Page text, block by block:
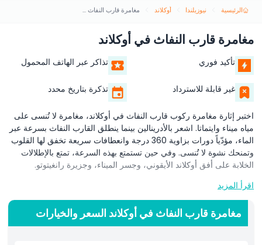
الرئيسية نيوزيلندا أوكلاند مغامرة قارب النفاث في أوكلاند
مغامرة قارب النفاث في أوكلاند
تأكيد فوري تذاكر عبر الهاتف المحمول
غير قابلة للاسترداد تذكرة بتاريخ محدد
اختبر إثارة مغامرة ركوب قارب النفاث في أوكلاند، مغامرة لا تُنسى على
مياه ميناء وايتماتا. اشعر بالأدرينالين بينما ينطلق القارب النفاث بسرعة عبر
الماء، مؤدّياً دورات بزاوية 360 درجة وانعطافات سريعة تخفق لها القلوب
وتمنحك نشوة لا تُنسى. وفي حين تستمتع بهذه السرعة، تمتع بالإطلالات
الخلابة على أفق أوكلاند الأيقوني، وجسر الميناء، وجزيرة رانغيتوتو.
يوفر هذا الركوب مزيجاً مثيراً من المغامرة ومشاهدة المعالم، مثاليّاً لعشّاق
الإثارة ومحبي الطبيعة على حد سواء. اشعر برذاذ الماء بينما يقود القبطان
اقرأ المزيد
مغامرة قارب النفاث في أوكلاند السعر والخيارات